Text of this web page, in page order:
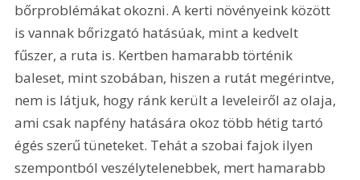
bőrproblémákat okozni. A kerti növényeink között
is vannak bőrizgató hatásúak, mint a kedvelt
fűszer, a ruta is. Kertben hamarabb történik
baleset, mint szobában, hiszen a rutát megérintve,
nem is látjuk, hogy ránk került a leveleiről az olaja,
ami csak napfény hatására okoz több hétig tartó
égés szerű tüneteket. Tehát a szobai fajok ilyen
szempontból veszélytelenebbek, mert hamarabb